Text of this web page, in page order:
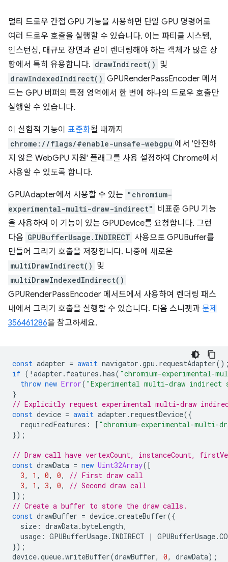
멀티 드로우 간접 GPU 기능을 사용하면 단일 GPU 명령어로
여러 드로우 호출을 실행할 수 있습니다. 이는 파티클 시스템,
인스턴싱, 대규모 장면과 같이 렌더링해야 하는 객체가 많은 상
황에서 특히 유용합니다. drawIndirect() 및
drawIndexedIndirect() GPURenderPassEncoder 메서
드는 GPU 버퍼의 특정 영역에서 한 번에 하나의 드로우 호출만
실행할 수 있습니다.
이 실험적 기능이 표준화될 때까지
chrome://flags/#enable-unsafe-webgpu 에서 '안전하
지 않은 WebGPU 지원' 플래그를 사용 설정하여 Chrome에서
사용할 수 있도록 합니다.
GPUAdapter에서 사용할 수 있는 "chromium-
experimental-multi-draw-indirect"
비표준 GPU 기능
을 사용하여 이 기능이 있는 GPUDevice를 요청합니다. 그런
다음 GPUBufferUsage.INDIRECT 사용으로 GPUBuffer를
만들어 그리기 호출을 저장합니다. 나중에 새로운
multiDrawIndirect() 및
multiDrawIndexedIndirect()
GPURenderPassEncoder 메서드에서 사용하여 렌더링 패스
내에서 그리기 호출을 실행할 수 있습니다. 다음 스니펫과 문제
356461286을 참고하세요.
const adapter = await navigator .gpu . requestAdapter
if ( ! adapter . features .has( "chromium-experimental-
throw new Error( "Experimental multi-draw
}
// Explicitly request experimental multi-draw
const device = await adapter . requestDevice({
requiredFeatures : [ "chromium-experimental-multi-
});
// Draw call have vertexCount, instanceCount,
const drawData = new Uint32Array([
3, 1 , 0, 0,
// First draw call
3, 1 , 3, 0,
// Second draw call
]);
// Create a buffer to store the draw calls.
const drawBuffer = device.createBuffer({
size : drawData.byteLength,
usage : GPUBufferUsage. INDIRECT | GPUBufferUsage.
});
device.queue.writeBuffer(drawBuffer, 0, drawData);